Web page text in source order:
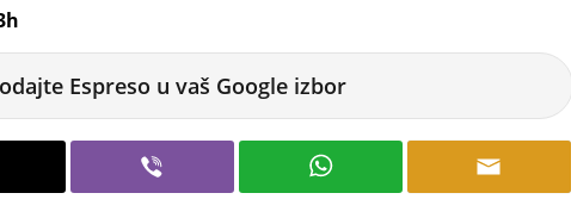
Espreso u vaš Google izbor